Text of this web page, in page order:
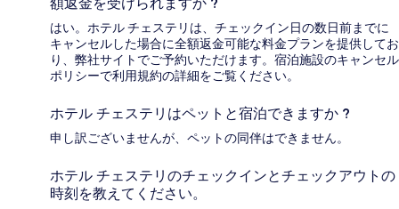
はい。ホテル チェステリは、チェックイン日の数日前までに
キャンセルした場合に全額返金可能な料金プランを提供してお
り、弊社サイトでご予約いただけます。宿泊施設のキャンセル
ポリシーで利用規約の詳細をご覧ください。
ホテル チェステリはペットと宿泊できますか ?
申し訳ございませんが、ペットの同伴はできません。
ホテル チェステリのチェックインとチェックアウトの
時刻を教えてください。